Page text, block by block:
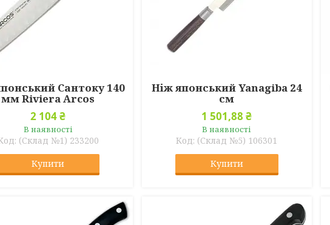
Сантоку 140
мм Riviera Arcos
2 104 ₴
В наявності
(Склад №1) 233200
Купити
Ніж японський Yanagiba 24
см
1 501,88 ₴
В наявності
(Склад №5) 106301
Купити